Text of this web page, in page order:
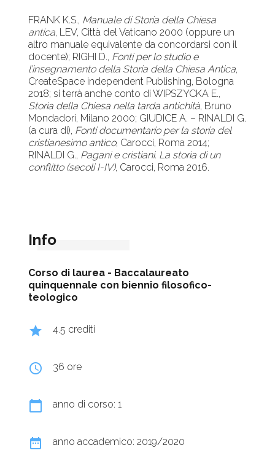
FRANK K.S., Manuale di Storia della Chiesa
antica, LEV, Città del Vaticano 2000 (oppure un
altro manuale equivalente da concordarsi con il
docente); RIGHI D., Fonti per lo studio e
l’insegnamento della Storia della Chiesa Antica,
CreateSpace independent Publishing, Bologna
2018; si terrà anche conto di WIPSZYCKA E.,
Storia della Chiesa nella tarda antichità, Bruno
Mondadori, Milano 2000; GIUDICE A. – RINALDI G.
(a cura di), Fonti documentario per la storia del
cristianesimo antico, Carocci, Roma 2014;
RINALDI G., Pagani e cristiani. La storia di un
conflitto (secoli I-IV), Carocci, Roma 2016.
Info
Corso di laurea - Baccalaureato
quinquennale con biennio filosofico-
teologico
grade 4.5 crediti
query_builder 36 ore
calendar_today anno di corso: 1
date_range anno accademico: 2019/2020